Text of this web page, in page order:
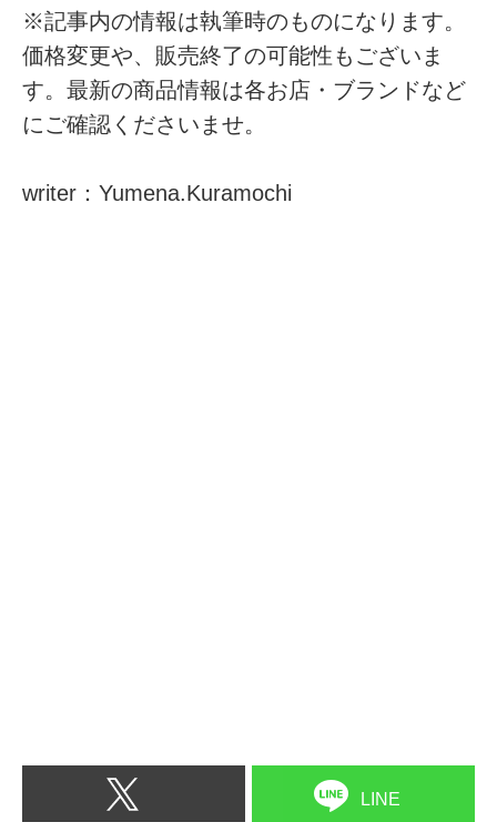
※記事内の情報は執筆時のものになります。
価格変更や、販売終了の可能性もございま
す。最新の商品情報は各お店・ブランドなど
にご確認くださいませ。
writer：Yumena.Kuramochi
LINE